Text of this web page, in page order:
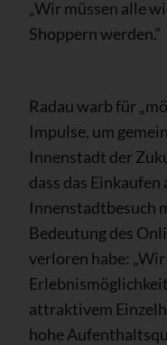
„Wir müssen alle
Shoppern werden.“
Radau warb für
Impulse, um
Innenstadt der
dass das
Innenstadtbesuch
Bedeutung des
verloren habe:
attraktivem
hohe